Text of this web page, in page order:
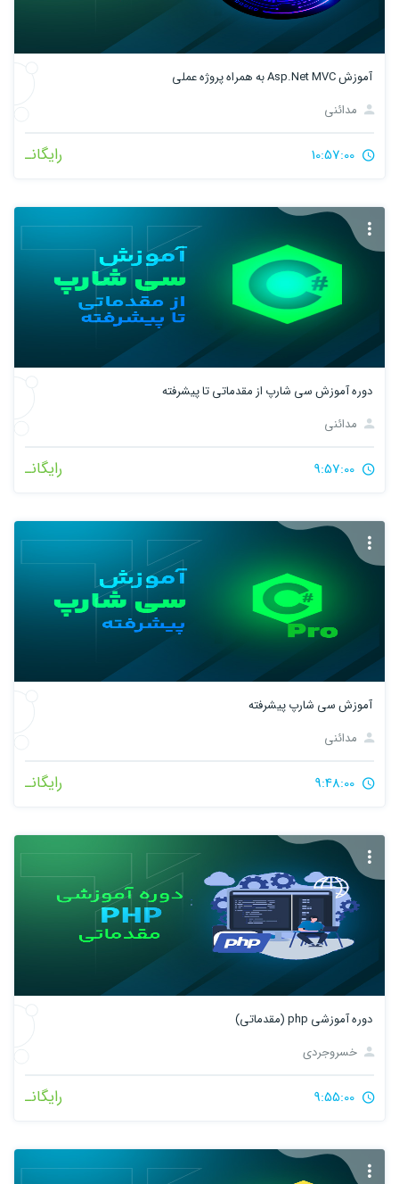
آموزش Asp.Net MVC به همراه پروژه عملی
مدائنی
رایگانـ
دوره آموزش سی شارپ از مقدماتی تا پیشرفته
مدائنی
رایگانـ
آموزش سی شارپ پیشرفته
مدائنی
رایگانـ
دوره آموزشی php (مقدماتی)
خسروجردی
رایگانـ